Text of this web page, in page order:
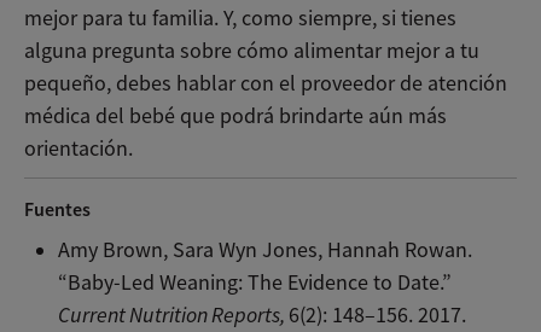
mejor para tu familia. Y, como siempre, si tienes
alguna pregunta sobre cómo alimentar mejor a tu
pequeño, debes hablar con el proveedor de atención
médica del bebé que podrá brindarte aún más
orientación.
Fuentes
Amy Brown, Sara Wyn Jones, Hannah Rowan.
“Baby-Led Weaning: The Evidence to Date.”
Current Nutrition Reports, 6(2): 148–156. 2017.